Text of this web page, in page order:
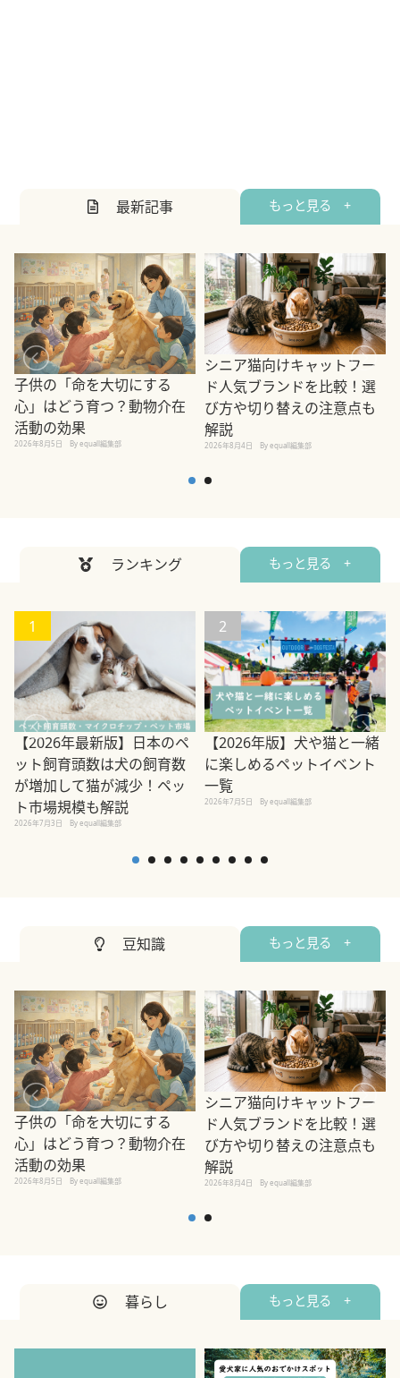
最新記事 もっと見る +
子供の「命を大切にする
心」はどう育つ？動物介在
活動の効果
2026年8月5日 By equall編集部
シニア猫向けキャットフー
ド人気ブランドを比較！選
び方や切り替えの注意点も
解説
2026年8月4日 By equall編集部
ランキング もっと見る +
1
【2026年最新版】日本のペ
ット飼育頭数は犬の飼育数
が増加して猫が減少！ペッ
ト市場規模も解説
2026年7月3日 By equall編集部
2
【2026年版】犬や猫と一緒
に楽しめるペットイベント
一覧
2026年7月5日 By equall編集部
豆知識 もっと見る +
子供の「命を大切にする
心」はどう育つ？動物介在
活動の効果
2026年8月5日 By equall編集部
シニア猫向けキャットフー
ド人気ブランドを比較！選
び方や切り替えの注意点も
解説
2026年8月4日 By equall編集部
暮らし もっと見る +